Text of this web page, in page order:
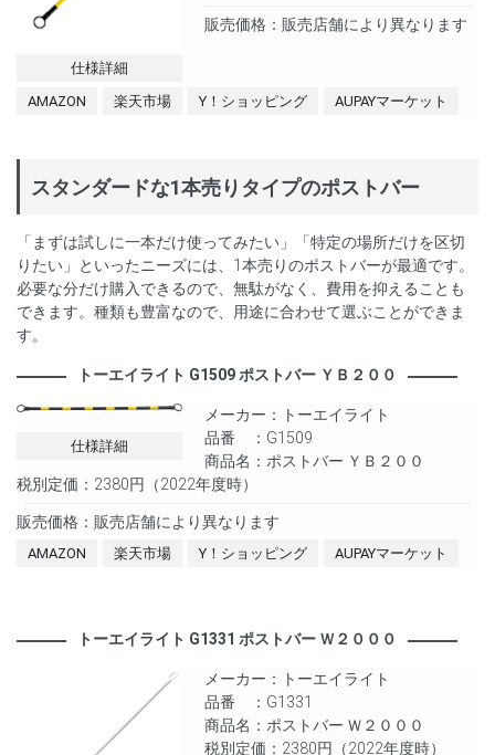
仕様詳細
販売価格：販売店舗により異なります
AMAZON 楽天市場 Y！ショッピング AUPAYマーケット
スタンダードな1本売りタイプのポストバー
「まずは試しに一本だけ使ってみたい」「特定の場所だけを区切
りたい」といったニーズには、1本売りのポストバーが最適です。
必要な分だけ購入できるので、無駄がなく、費用を抑えることも
できます。種類も豊富なので、用途に合わせて選ぶことができま
す。
トーエイライト G1509 ポストバー ＹＢ２００
仕様詳細
メーカー：トーエイライト
品番 ：G1509
商品名：ポストバー ＹＢ２００
税別定価：2380円（2022年度時）
販売価格：販売店舗により異なります
AMAZON 楽天市場 Y！ショッピング AUPAYマーケット
トーエイライト G1331 ポストバー Ｗ２０００
メーカー：トーエイライト
品番 ：G1331
商品名：ポストバー Ｗ２０００
税別定価：2380円（2022年度時）